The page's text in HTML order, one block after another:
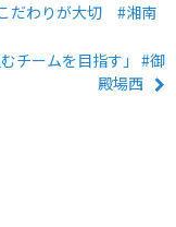
だわりが大切 #湘南
チームを目指す」 #御
殿場西